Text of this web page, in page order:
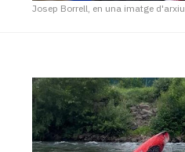
Josep Borrell, en una imatge d'arxiu.